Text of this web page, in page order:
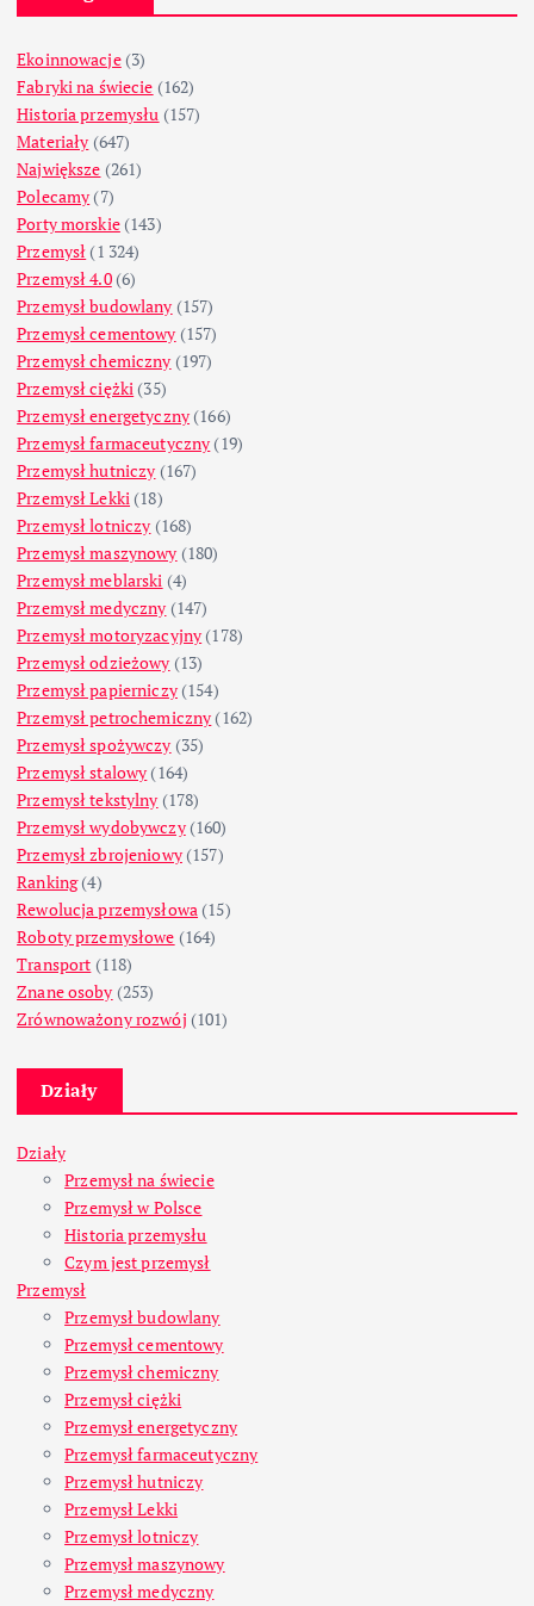
Ekoinnowacje(3)
Fabryki na świecie (162)
Historia przemysłu (157)
Materiały (647)
Największe (261)
Polecamy (7)
Porty morskie(143)
Przemysł (1 324)
Przemysł 4.0(6)
Przemysł budowlany (157)
Przemysł cementowy (157)
Przemysł chemiczny (197)
Przemysł ciężki (35)
Przemysł energetyczny (166)
Przemysł farmaceutyczny (19)
Przemysł hutniczy (167)
Przemysł Lekki (18)
Przemysł lotniczy (168)
Przemysł maszynowy (180)
Przemysł meblarski (4)
Przemysł medyczny (147)
Przemysł motoryzacyjny (178)
Przemysł odzieżowy (13)
Przemysł papierniczy(154)
Przemysł petrochemiczny (162)
Przemysł spożywczy (35)
Przemysł stalowy (164)
Przemysł tekstylny (178)
Przemysł wydobywczy(160)
Przemysł zbrojeniowy(157)
Ranking(4)
Rewolucja przemysłowa (15)
Roboty przemysłowe (164)
Transport (118)
Znane osoby (253)
Zrównoważony rozwój (101)
Działy
Działy
Przemysł na świecie
Przemysł w Polsce
Historia przemysłu
Czym jest przemysł
Przemysł
Przemysł budowlany
Przemysł cementowy
Przemysł chemiczny
Przemysł ciężki
Przemysł energetyczny
Przemysł farmaceutyczny
Przemysł hutniczy
Przemysł Lekki
Przemysł lotniczy
Przemysł maszynowy
Przemysł medyczny